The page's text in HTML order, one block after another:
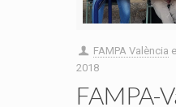
FAMPA València
2018
FAMPA-